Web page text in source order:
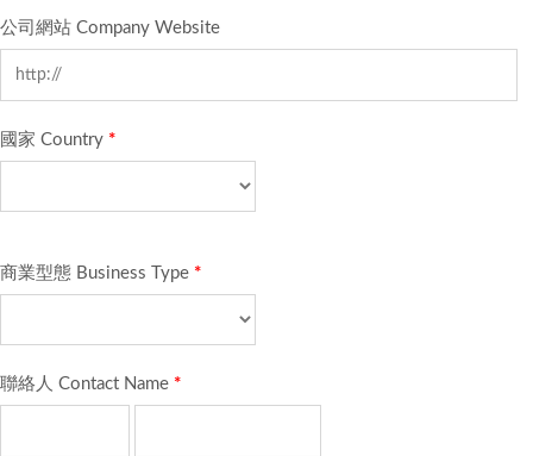
公司網站 Company Website
國家 Country *
商業型態 Business Type *
聯絡人 Contact Name *